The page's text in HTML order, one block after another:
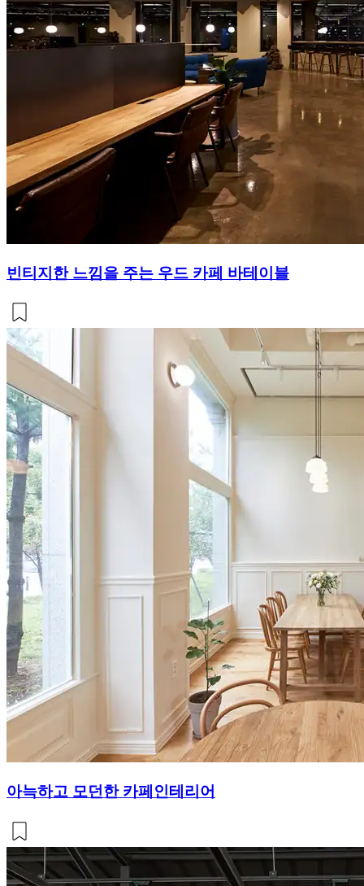
빈티지한 느낌을 주는 우드 카페 바테이블
아늑하고 모던한 카페인테리어